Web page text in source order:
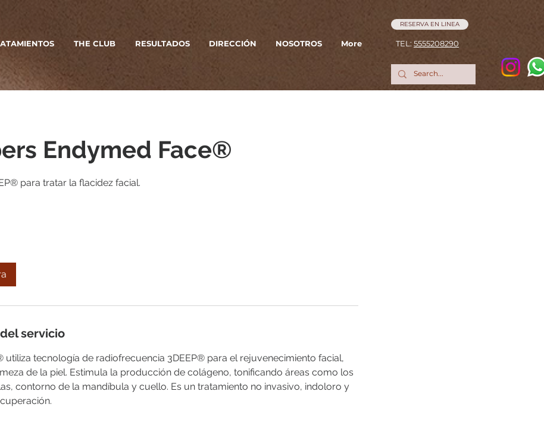
THE CLUB RESULTADOS DIRECCIÓN NOSOTROS More TEL: 5555208290
RESERVA EN LINEA
Endymed Face®
para tratar la flacidez facial.
servicio
utiliza tecnología de radiofrecuencia 3DEEP® para el rejuvenecimiento facial,
de la piel. Estimula la producción de colágeno, tonificando áreas como los
contorno de la mandíbula y cuello. Es un tratamiento no invasivo, indoloro y